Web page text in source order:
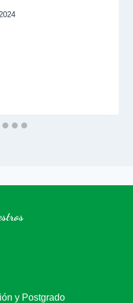
y Postgrado